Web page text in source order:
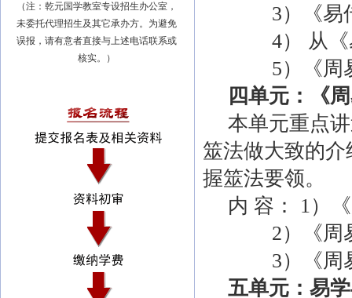
（注：乾元国学教室专设招生办公室，
未委托代理招生及其它承办方。为避免
误报，请有意者直接与上述电话联系或
核实。）
3）《易
4） 从
5）《周
四单元：《
本单元重点
筮法做大致的
握筮法要领。
内 容：
1）
2）《周
3）《周
五单元：易